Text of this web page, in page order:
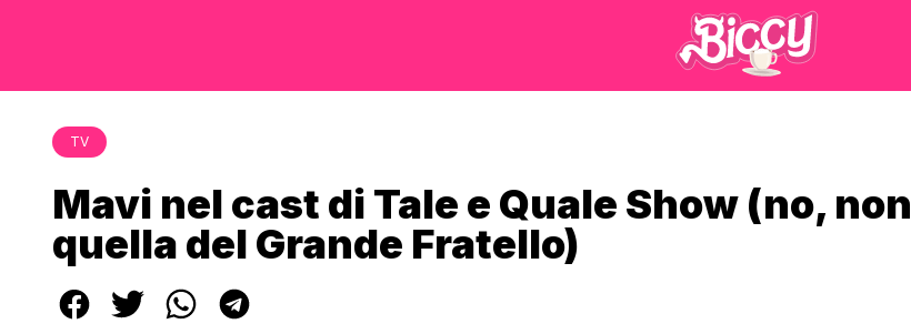
TV
Mavi nel cast di Tale e Quale Show (no, non
quella del Grande Fratello)